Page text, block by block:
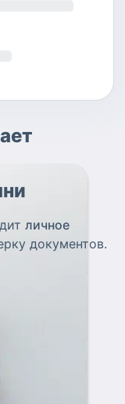
личное
документов.